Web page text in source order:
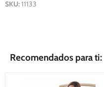
SKU:11133
Recomendados para ti: